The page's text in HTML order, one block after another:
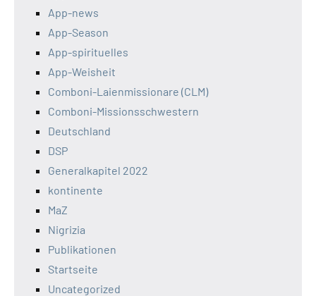
App-news
App-Season
App-spirituelles
App-Weisheit
Comboni-Laienmissionare (CLM)
Comboni-Missionsschwestern
Deutschland
DSP
Generalkapitel 2022
kontinente
MaZ
Nigrizia
Publikationen
Startseite
Uncategorized